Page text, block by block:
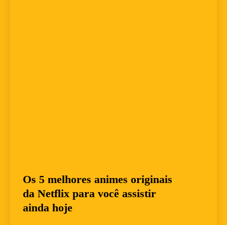
Os 5 melhores animes originais
da Netflix para você assistir
ainda hoje